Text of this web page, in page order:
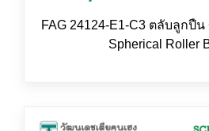
FAG 24124-E1-C3 ตลับลูกปื
Spherical Roller